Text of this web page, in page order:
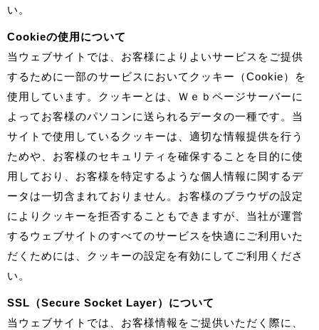
い。
Cookieの使用について
当ウェブサイトでは、お客様によりよいサービスをご提供
するために一部のサービスにおいてクッキー（Cookie）を
使用しています。クッキーとは、Ｗｅｂページサーバーに
よってお客様のパソコンに送られるデータの一種です。当
サイトで使用しているクッキーは、適切な情報提供を行う
ためや、お客様のセキュリティを確保することを目的に使
用しており、お客様を特定するような個人情報に関するデ
ータは一切含まれておりません。お客様のブラウザの設定
によりクッキーを拒否することもできますが、当社が運営
するウェブサイトのすべてのサービスを快適にご利用いた
だくためには、クッキーの設定を有効にしてご利用くださ
い。
SSL（Secure Socket Layer）について
当ウェブサイトでは、お客様情報をご提供いただく際に、